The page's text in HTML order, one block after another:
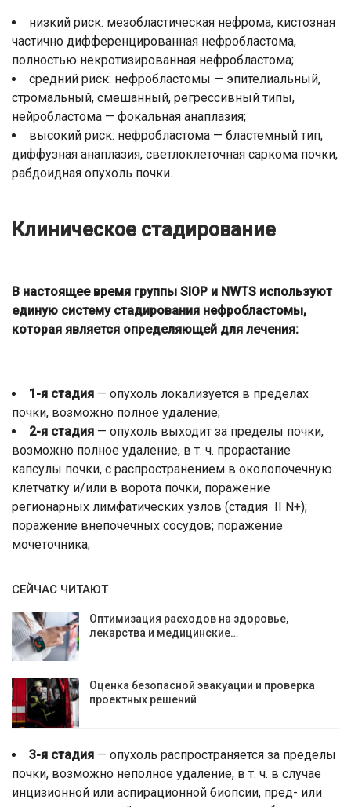
низкий риск: мезобластическая нефрома, кистозная
частично дифференцированная нефробластома,
полностью некротизированная нефробластома;
средний риск: нефробластомы — эпителиальный,
стромальный, смешанный, регрессивный типы,
нейробластома — фокальная анаплазия;
высокий риск: нефробластома — бластемный тип,
диффузная анаплазия, светлоклеточная саркома почки,
рабдоидная опухоль почки.
Клиническое стадирование
В настоящее время группы SIOP и NWTS используют
единую систему стадирования нефробластомы,
которая является определяющей для лечения:
1-я стадия — опухоль локализуется в пределах
почки, возможно полное удаление;
2-я стадия — опухоль выходит за пределы почки,
возможно полное удаление, в т. ч. прорастание
капсулы почки, с распространением в околопочечную
клетчатку и/или в ворота почки, поражение
регионарных лимфатических узлов (стадия II N+);
поражение внепочечных сосудов; поражение
мочеточника;
СЕЙЧАС ЧИТАЮТ
Оптимизация расходов на здоровье,
лекарства и медицинские…
Оценка безопасной эвакуации и проверка
проектных решений
3-я стадия — опухоль распространяется за пределы
почки, возможно неполное удаление, в т. ч. в случае
инцизионной или аспирационной биопсии, пред- или